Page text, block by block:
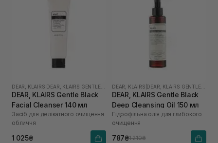
DEAR, KLAIRS
DEAR, KLAIRS Gentle Black
Facial Cleanser 140 мл
Засіб для делікатного очищення
обличчя
1 025₴
DEAR, KLAIRS
DEAR, KLAIRS Gentle Black
Deep Cleansing Oil 150 мл
Гідрофільна олія для глибокого
очищення
787₴1 210₴